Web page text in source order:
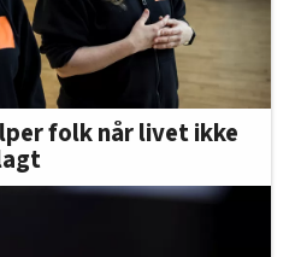
folk når livet ikke